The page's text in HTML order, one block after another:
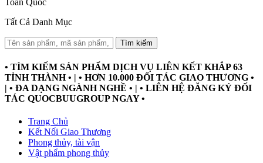
Toàn Quốc
Tất Cả Danh Mục
Tìm kiếm
• TÌM KIẾM SẢN PHẨM DỊCH VỤ LIÊN KẾT KHẮP 63
TỈNH THÀNH • | • HƠN 10.000 ĐỐI TÁC GIAO THƯƠNG •
| • ĐA DẠNG NGÀNH NGHỀ • | • LIÊN HỆ ĐĂNG KÝ ĐỐI
TÁC QUOCBUUGROUP NGAY •
Trang Chủ
Kết Nối Giao Thương
Phong thủy, tài vận
Vật phẩm phong thủy